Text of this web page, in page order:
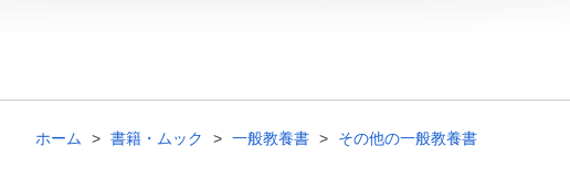
ホーム 書籍・ムック 一般教養書 その他の一般教養書